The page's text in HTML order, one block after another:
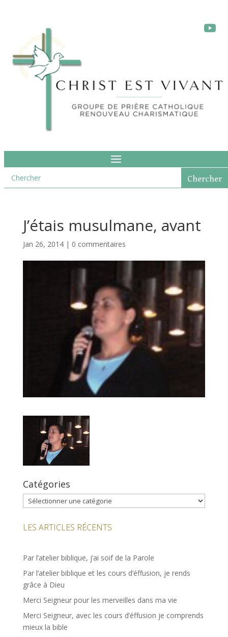
J’étais musulmane, avant
Jan 26, 2014| 0 commentaires
Catégories
Catégories
LES ARTICLES RÉCENTS
Par l’atelier biblique, j’ai soif de la Parole
Par l’atelier biblique et les cours d’éffusion, je rends
grâce à Dieu
Merci Seigneur pour les merveilles dans ma vie
Merci Seigneur, avec les cours d’éffusion je comprends
mieux la bible